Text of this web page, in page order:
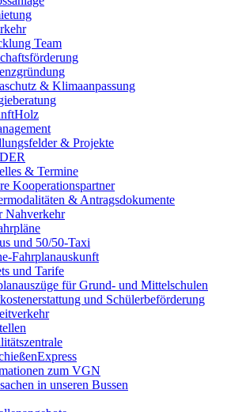
Team
& Klimaanpassung
& Projekte
& Termine
Kooperationspartner
& Antragsdokumente
Nahverkehr
und 50/50-Taxi
Fahrplanauskunft
und Tarife
für Grund- und Mittelschulen
und Schülerbeförderung
zum VGN
in unseren Bussen